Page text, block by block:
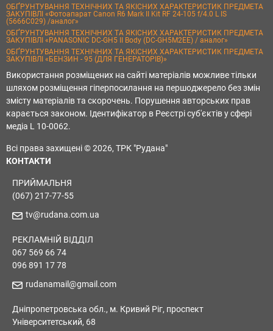
ОБҐРУНТУВАННЯ ТЕХНІЧНИХ ТА ЯКІСНИХ ХАРАКТЕРИСТИК ПРЕДМЕТА
ЗАКУПІВЛІ «Фотоапарат Canon R6 Mark II Kit RF 24-105 f/4.0 L IS
(5666C029) /аналог»
ОБҐРУНТУВАННЯ ТЕХНІЧНИХ ТА ЯКІСНИХ ХАРАКТЕРИСТИК ПРЕДМЕТА
ЗАКУПІВЛІ «PANASONIC DC-GH5 II Body (DC-GH5M2EE) / аналог»
ОБҐРУНТУВАННЯ ТЕХНІЧНИХ ТА ЯКІСНИХ ХАРАКТЕРИСТИК ПРЕДМЕТА
ЗАКУПІВЛІ «БЕНЗИН - 95 (ДЛЯ ГЕНЕРАТОРІВ)»
Використання розміщених на сайті матеріалів можливе тільки
шляхом розміщення гіперпосилання на першоджерело без змін
змісту матеріалів та скорочень. Порушення авторських прав
карається законом. Ідентифікатор в Реєстрі суб'єктів у сфері
медіа L 10-0062.
Всі права захищені © 2026, ТРК "Рудана"
КОНТАКТИ
ПРИЙМАЛЬНЯ
(067) 217-77-55
tv@rudana.com.ua
РЕКЛАМНІЙ ВІДДІЛ
067 569 66 74
096 891 17 78
rudanamail@gmail.com
Дніпропетровська обл., м. Кривий Ріг, проспект
Університетський, 68